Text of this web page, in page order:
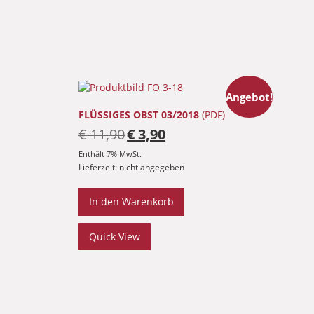
Angebot!
FLÜSSIGES OBST 03/2018 (PDF)
€11,90 Ursprünglicher
Preis
war:
€ 11,90
€3,90Aktueller
Preis
€ 3,90.
Enthält 7% MwSt.
Lieferzeit: nicht angegeben
In den Warenkorb
Quick View